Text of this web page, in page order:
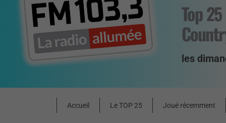
Top
les
Accueil Le TOP 25 Joué récemment